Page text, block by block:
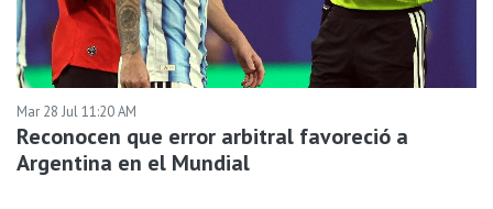
Mar 28 Jul 11:20 AM
Reconocen que error arbitral favoreció a
Argentina en el Mundial